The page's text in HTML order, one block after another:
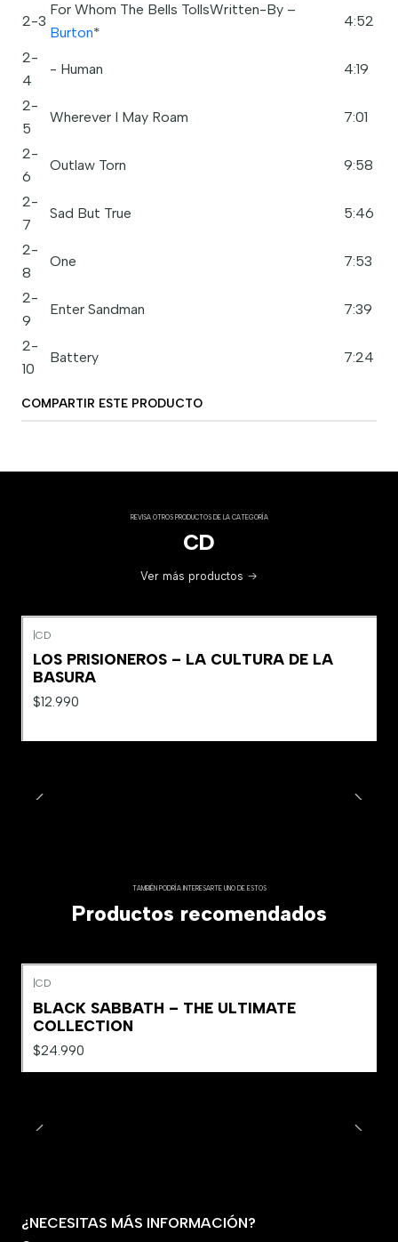
2-3
For Whom The Bells TollsWritten-By –
Burton*
4:52
2-
4
- Human 4:19
2-
5
Wherever I May Roam 7:01
2-
6
Outlaw Torn 9:58
2-
7
Sad But True 5:46
2-
8
One 7:53
2-
9
Enter Sandman 7:39
2-
10
Battery 7:24
COMPARTIR ESTE PRODUCTO
REVISA OTROS PRODUCTOS DE LA CATEGORÍA
CD
Ver más productos
CD
LOS PRISIONEROS – LA CULTURA DE LA
BASURA
$12.990
TAMBIÉN PODRÍA INTERESARTE UNO DE ESTOS
Productos recomendados
CD
BLACK SABBATH – THE ULTIMATE
COLLECTION
$24.990
¿NECESITAS MÁS INFORMACIÓN?